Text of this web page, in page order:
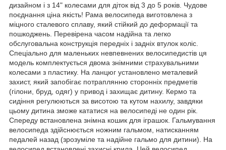
дизайном і з 14" колесами для діток від 3 до 5 років. Чудове
поєднання ціна якість! Рама велосипеда виготовлена з
міцного сталевого сплаву, який стійкий до деформації та
пошкоджень. Перевірена часом надійна та легко
обслуговальна конструкція передніх і задніх втулок коліс.
Спеціально для маленьких невпевнених велосипедистів ця
модель комплектується двома знімними страхувальними
колесами з пластику. На ланцюг установлено металевий
захист, який запобігає потраплянню сторонніх предметів
(гілони, бруд, одяг) у привод і захищає дитину. Кермо та
сидіння регулюються за висотою та кутом нахилу, завдяки
цьому дитина зможе кататися на велосипеді не один рік.
Спереду встановлена знімна кошик для іграшок. Гальмування
велосипеда здійснюється ножним гальмом, натисканням
педалей назад (зрозуміле та надійне гальмо для дитини). На